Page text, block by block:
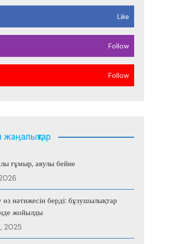
Like
Follow
Follow
ғұмыр, аяулы бейне
өз нәтижесін берді: бұзушылықтар
жойылды
2025